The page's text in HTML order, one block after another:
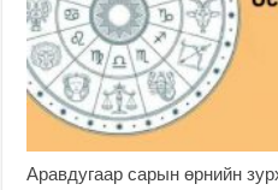
Аравдугаар сарын өрнийн